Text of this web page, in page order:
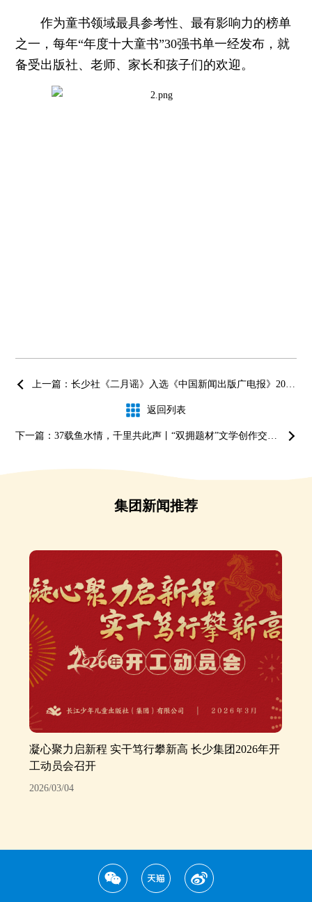
作为童书领域最具参考性、最有影响力的榜单
之一，每年“年度十大童书”30强书单一经发布，就
备受出版社、老师、家长和孩子们的欢迎。
上一篇：长少社《二月谣》入选《中国新闻出版广电报》2025年上半年度优秀图书
返回列表
下一篇：37载鱼水情，千里共此声丨“双拥题材”文学创作交流会暨《你好，海鸥班》分享会圆满举行
集团新闻推荐
凝心聚力启新程 实干笃行攀新高 长少集团2026年开
工动员会召开
2026/03/04